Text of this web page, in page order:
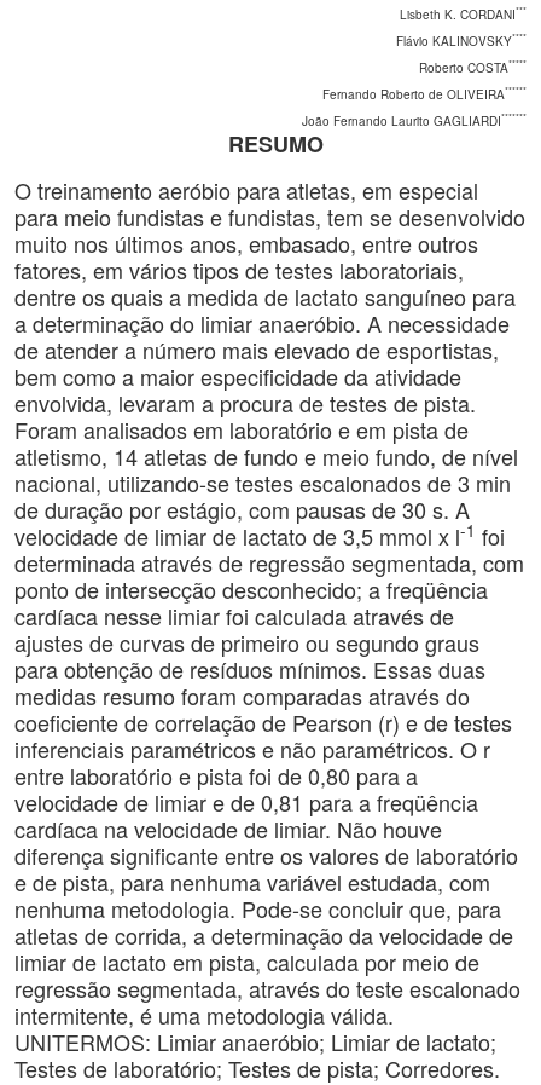
Lisbeth K. CORDANI***
Flávio KALINOVSKY****
Roberto COSTA*****
Fernando Roberto de OLIVEIRA******
João Fernando Laurito GAGLIARDI*******
RESUMO
O treinamento aeróbio para atletas, em especial
para meio fundistas e fundistas, tem se desenvolvido
muito nos últimos anos, embasado, entre outros
fatores, em vários tipos de testes laboratoriais,
dentre os quais a medida de lactato sanguíneo para
a determinação do limiar anaeróbio. A necessidade
de atender a número mais elevado de esportistas,
bem como a maior especificidade da atividade
envolvida, levaram a procura de testes de pista.
Foram analisados em laboratório e em pista de
atletismo, 14 atletas de fundo e meio fundo, de nível
nacional, utilizando-se testes escalonados de 3 min
de duração por estágio, com pausas de 30 s. A
velocidade de limiar de lactato de 3,5 mmol x l-1 foi
determinada através de regressão segmentada, com
ponto de intersecção desconhecido; a freqüência
cardíaca nesse limiar foi calculada através de
ajustes de curvas de primeiro ou segundo graus
para obtenção de resíduos mínimos. Essas duas
medidas resumo foram comparadas através do
coeficiente de correlação de Pearson (r) e de testes
inferenciais paramétricos e não paramétricos. O r
entre laboratório e pista foi de 0,80 para a
velocidade de limiar e de 0,81 para a freqüência
cardíaca na velocidade de limiar. Não houve
diferença significante entre os valores de laboratório
e de pista, para nenhuma variável estudada, com
nenhuma metodologia. Pode-se concluir que, para
atletas de corrida, a determinação da velocidade de
limiar de lactato em pista, calculada por meio de
regressão segmentada, através do teste escalonado
intermitente, é uma metodologia válida.
UNITERMOS: Limiar anaeróbio; Limiar de lactato;
Testes de laboratório; Testes de pista; Corredores.